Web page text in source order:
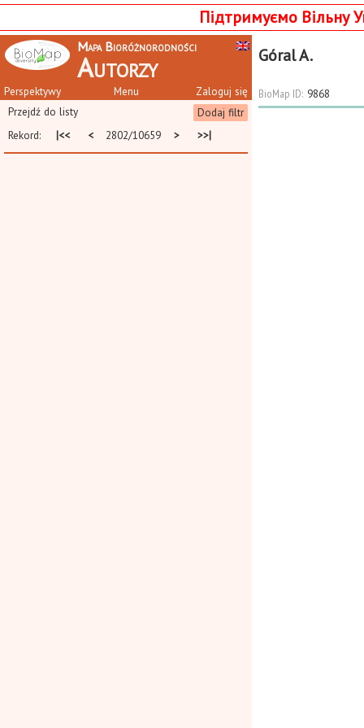
Підтримуємо Вільну
Mapa Bioróżnorodności
Autorzy
Perspektywy Zaloguj się
Menu
Dodaj filtr
Przejdź do listy
Rekord:
|<< < 2802/10659 > >>|
Góral A.
BioMap ID: 9868